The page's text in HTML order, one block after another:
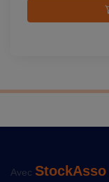
Avec StockAsso